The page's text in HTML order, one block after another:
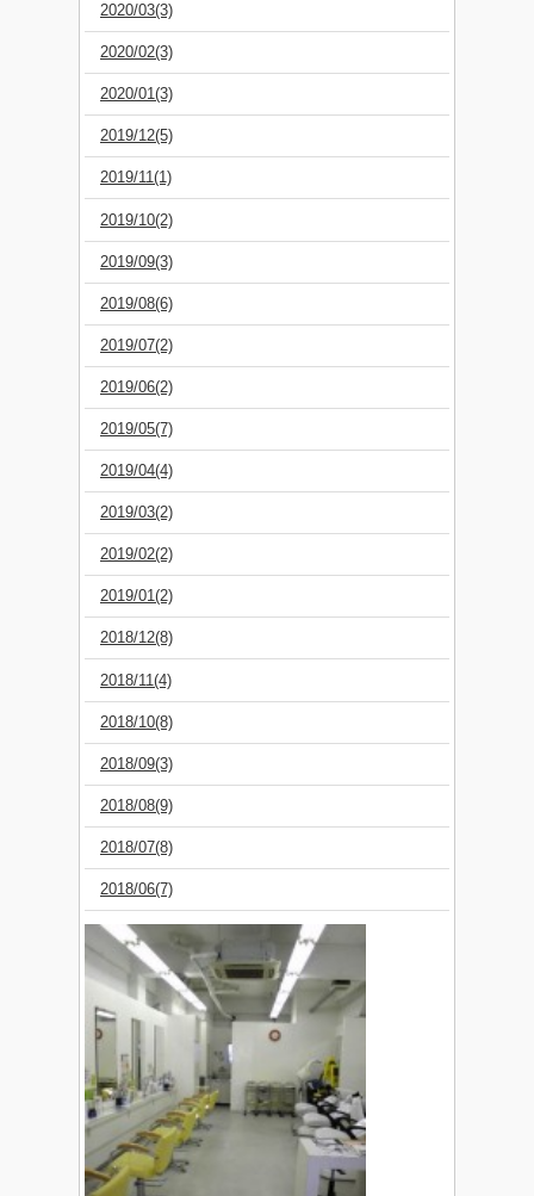
2020/03(3)
2020/02(3)
2020/01(3)
2019/12(5)
2019/11(1)
2019/10(2)
2019/09(3)
2019/08(6)
2019/07(2)
2019/06(2)
2019/05(7)
2019/04(4)
2019/03(2)
2019/02(2)
2019/01(2)
2018/12(8)
2018/11(4)
2018/10(8)
2018/09(3)
2018/08(9)
2018/07(8)
2018/06(7)